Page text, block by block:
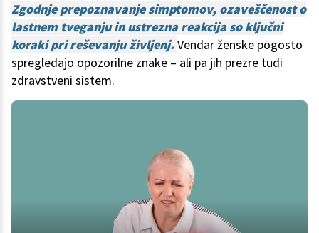
Zgodnje prepoznavanje simptomov, ozaveščenost o
lastnem tveganju in ustrezna reakcija so ključni
koraki pri reševanju življenj. Vendar ženske pogosto
spregledajo opozorilne znake – ali pa jih prezre tudi
zdravstveni sistem.